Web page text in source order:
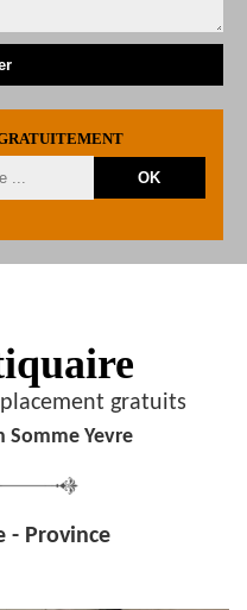
gratuits
Somme Yevre
- Province